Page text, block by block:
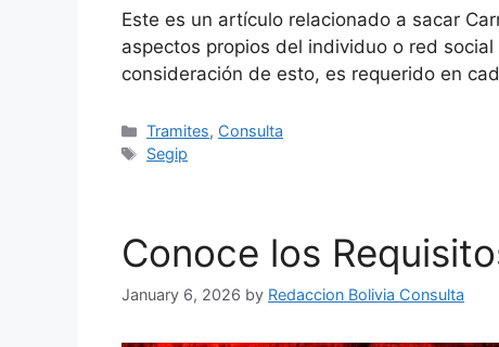
Este es un artículo relacionado a sacar
aspectos propios del individuo o red
consideración de esto, es requerido en
Categories
Tramites, Consulta
Tags
Segip
Conoce los
January 6, 2026 by Redaccion Bolivia Consulta